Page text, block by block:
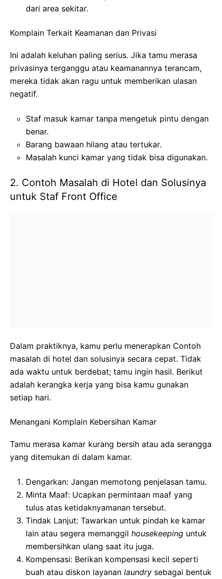
dari area sekitar.
Komplain Terkait Keamanan dan Privasi
Ini adalah keluhan paling serius. Jika tamu merasa
privasinya terganggu atau keamanannya terancam,
mereka tidak akan ragu untuk memberikan ulasan
negatif.
Staf masuk kamar tanpa mengetuk pintu dengan
benar.
Barang bawaan hilang atau tertukar.
Masalah kunci kamar yang tidak bisa digunakan.
2. Contoh Masalah di Hotel dan Solusinya
untuk Staf Front Office
Dalam praktiknya, kamu perlu menerapkan Contoh
masalah di hotel dan solusinya secara cepat. Tidak
ada waktu untuk berdebat; tamu ingin hasil. Berikut
adalah kerangka kerja yang bisa kamu gunakan
setiap hari.
Menangani Komplain Kebersihan Kamar
Tamu merasa kamar kurang bersih atau ada serangga
yang ditemukan di dalam kamar.
Dengarkan: Jangan memotong penjelasan tamu.
Minta Maaf: Ucapkan permintaan maaf yang
tulus atas ketidaknyamanan tersebut.
Tindak Lanjut: Tawarkan untuk pindah ke kamar
lain atau segera memanggil housekeeping untuk
membersihkan ulang saat itu juga.
Kompensasi: Berikan kompensasi kecil seperti
buah atau diskon layanan laundry sebagai bentuk